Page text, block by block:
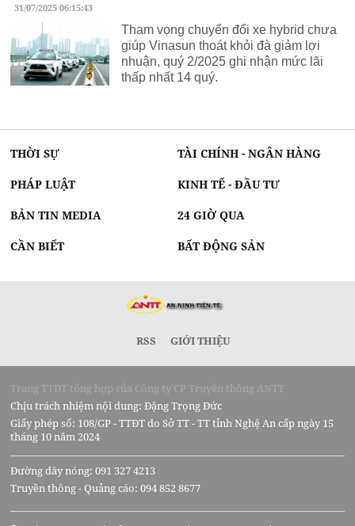
31/07/2025 06:15:43
Tham vọng chuyển đổi xe hybrid chưa
giúp Vinasun thoát khỏi đà giảm lợi
nhuận, quý 2/2025 ghi nhận mức lãi
thấp nhất 14 quý.
THỜI SỰ TÀI CHÍNH - NGÂN HÀNG
PHÁP LUẬT KINH TẾ - ĐẦU TƯ
BẢN TIN MEDIA 24 GIỜ QUA
CẦN BIẾT BẤT ĐỘNG SẢN
RSS GIỚI THIỆU
Trang TTĐT tổng hợp của Công ty CP Truyền thông ANTT
Chịu trách nhiệm nội dung: Đặng Trọng Đức
Giấy phép số: 108/GP - TTĐT do Sở TT - TT tỉnh Nghệ An cấp ngày 15
tháng 10 năm 2024
Đường dây nóng: 091 327 4213
Truyền thông - Quảng cáo: 094 852 8677